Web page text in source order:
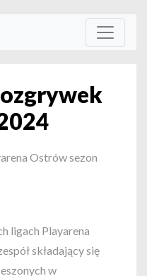
Ostrów sezon
ligach Playarena
składający się
w